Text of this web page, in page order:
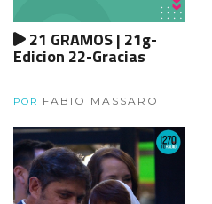
21 GRAMOS | 21g-
Edicion 22-Gracias
POR FABIO MASSARO